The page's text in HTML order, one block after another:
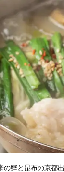
の鰹と昆布の京都